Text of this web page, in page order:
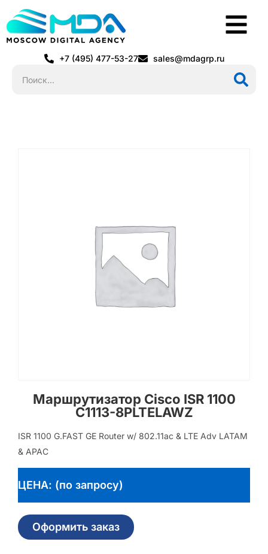
+7 (495) 477-53-27 sales@mdagrp.ru
Маршрутизатор Cisco ISR 1100
C1113-8PLTELAWZ
ISR 1100 G.FAST GE Router w/ 802.11ac & LTE Adv LATAM
& APAC
ЦЕНА: (по запросу)
Оформить заказ